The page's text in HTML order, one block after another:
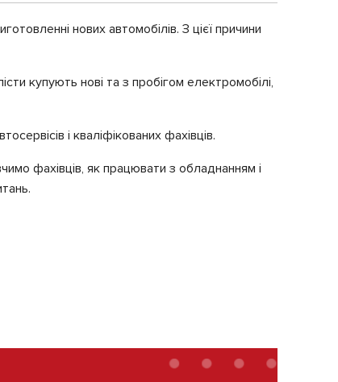
нових автомобілів. З цієї причини
купують нові та з пробігом електромобілі,
і кваліфікованих фахівців.
фахівців, як працювати з обладнанням і